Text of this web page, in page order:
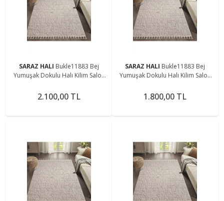
SARAZ HALI Bukle11883 Bej
Yumuşak Dokulu Halı Kilim Salon
Dokuma Makine Halısı
2.100,00 TL
SARAZ HALI Bukle11883 Bej
Yumuşak Dokulu Halı Kilim Salon
Dokuma Makine Halısı
1.800,00 TL